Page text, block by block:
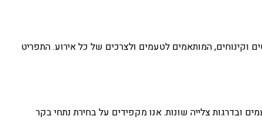
וקינוחים, המותאמים לטעמים ולצרכים של כל אירוע. התפריט
ובדרגות צלייה שונות. אנו מקפידים על בחירת נתחי בקר